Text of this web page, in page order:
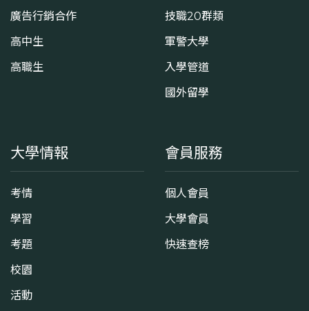
廣告行銷合作
高中生
高職生
技職20群類
軍警大學
入學管道
國外留學
大學情報
考情
學習
考題
校園
活動
會員服務
個人會員
大學會員
快速查榜